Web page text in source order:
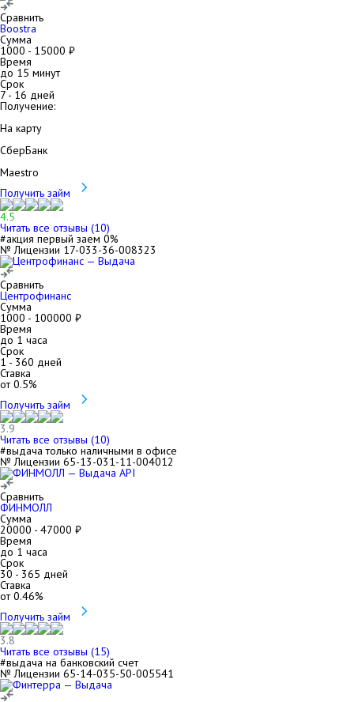
Сравнить
Boostra
Сумма
1000 - 15000 ₽
Время
до 15 минут
Срок
7- 16 дней
Получение:
На карту
СберБанк
Maestro
Получить займ
4.5
Читать все отзывы (10)
#акция первый заем 0%
№ Лицензии 17-033-36-008323
Сравнить
Центрофинанс
Сумма
1000 - 100000 ₽
Время
до 1 часа
Срок
1- 360 дней
Ставка
от0.5%
Получить займ
3.9
Читать все отзывы (10)
#выдача только наличными в офисе
№ Лицензии 65-13-031-11-004012
Сравнить
ФИНМОЛЛ
Сумма
20000 - 47000 ₽
Время
до 1 часа
Срок
30 - 365 дней
Ставка
от0.46%
Получить займ
3.8
Читать все отзывы (15)
#выдача на банковский счет
№ Лицензии 65-14-035-50-005541